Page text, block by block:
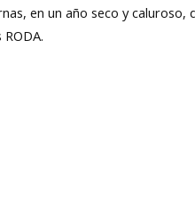
en un año seco y caluroso,